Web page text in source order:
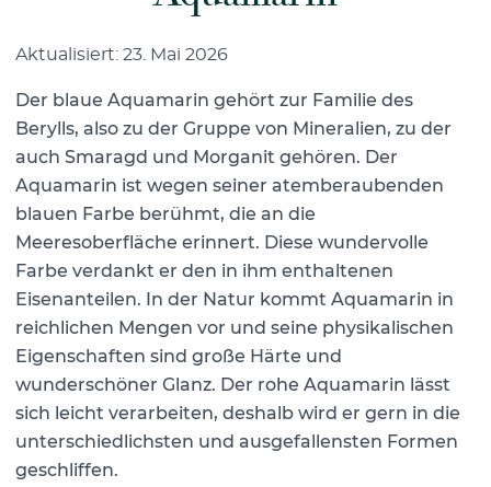
Aktualisiert: 23. Mai 2026
Der blaue Aquamarin gehört zur Familie des
Berylls, also zu der Gruppe von Mineralien, zu der
auch Smaragd und Morganit gehören. Der
Aquamarin ist wegen seiner atemberaubenden
blauen Farbe berühmt, die an die
Meeresoberfläche erinnert. Diese wundervolle
Farbe verdankt er den in ihm enthaltenen
Eisenanteilen. In der Natur kommt Aquamarin in
reichlichen Mengen vor und seine physikalischen
Eigenschaften sind große Härte und
wunderschöner Glanz. Der rohe Aquamarin lässt
sich leicht verarbeiten, deshalb wird er gern in die
unterschiedlichsten und ausgefallensten Formen
geschliffen.